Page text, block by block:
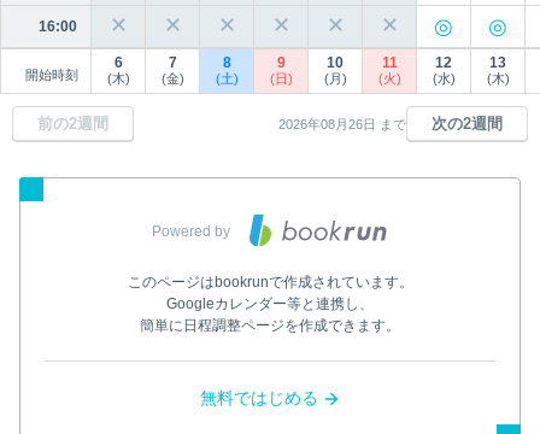
16:00 ✕ ✕ ✕ ✕ ✕ ✕
開始時刻
6
(木)
7
(金)
8
(土)
9
(日)
10
(月)
11
(火)
12
(水)
13
(木)
前の2週間 2026年08月26日 まで 次の2週間
Powered by
このページはbookrunで作成されています。
Googleカレンダー等と連携し、
簡単に日程調整ページを作成できます。
無料ではじめる